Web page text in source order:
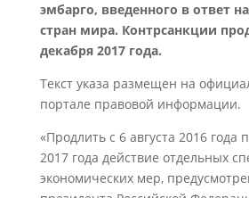
эмбарго, введенного в ответ
стран мира. Контрсанкции
декабря 2017 года.
Текст указа размещен на
портале правовой информации.
«Продлить с 6 августа 2016 года
2017 года действие отдельных
экономических мер,